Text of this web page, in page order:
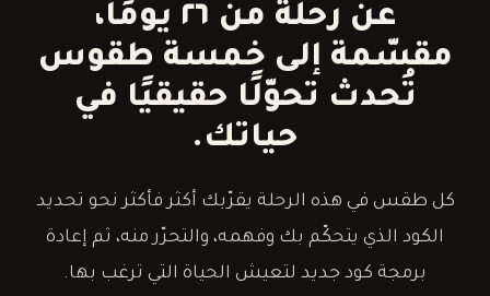
عن رحلة من ٢٦ يومًا،
مقسّمة إلى خمسة طقوس
تُحدث تحوّلًا حقيقيًا في
حياتك.
كل طقس في هذه الرحلة يقرّبك أكثر فأكثر نحو تحديد
الكود الذي يتحكّم بك وفهمه، والتحرّر منه، ثم إعادة
برمجة كود جديد لتعيش الحياة التي ترغب بها.